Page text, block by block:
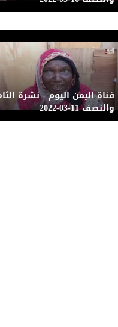
قناة اليمن اليوم - نشرة
والنصف 11-03-2022